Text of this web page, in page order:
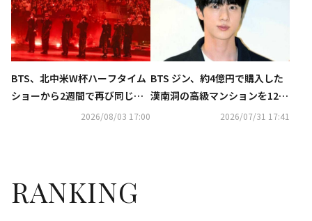
BTS、北中米W杯ハーフタイム
ショーから2週間で再び同じス
テージに！2日間で15万7000人
2026/08/03 17:00
BTS ジン、約4億円で購入した
漢南洞の高級マンションを12億
円で売却…韓国メディアが報道
2026/07/31 17:41
RANKING